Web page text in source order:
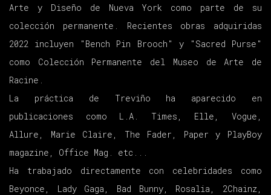
Arte y Diseño de Nueva York como parte de su
colección permanente. Recientes obras adquiridas
2022 incluyen "Bench Pin Brooch" y "Sacred Purse"
como Colección Permanente del Museo de Arte de
Racine.
La práctica de Treviño ha aparecido en
publicaciones como L.A. Times, Elle, Vogue,
Allure, Marie Claire, The Fader, Paper y PlayBoy
magazine, Office Mag. etc...
Ha trabajado directamente con celebridades como
Beyonce, Lady Gaga, Bad Bunny, Rosalia, 2Chainz,